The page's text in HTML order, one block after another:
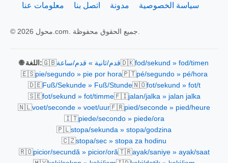
معلومات عنا اتصل بنا مدونة سياسة الخصوصية
🌐 اللغة:🇬🇧قدم/ثانية » قدم/ساعة🇩🇰fod/sekund » fod/timen
🇪🇸pie/segundo » pie por hora🇵🇹pé/segundo » pé/hora
🇩🇪Fuß/Sekunde » Fuß/Stunde🇳🇴fot/sekund » fot/t
🇸🇪fot/sekund » fot/timme🇫🇮jalan/jalka » jalan jalka
🇳🇱voet/seconde » voet/uur🇫🇷pied/seconde » pied/heure
🇮🇹piede/secondo » piede/ora
🇵🇱stopa/sekunda » stopa/godzina
🇨🇿stopa/sec » stopa za hodinu
🇷🇴picior/secundă » picior/oră🇹🇷ayak/saniye » ayak/saat